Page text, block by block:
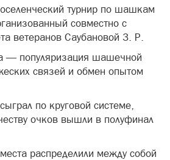
турнир по шашкам
совместно с
ветеранов Саубановой З. Р.
— популяризация шашечной
связей и обмен опытом
по круговой системе,
очков вышли в полуфинал
распределили между собой